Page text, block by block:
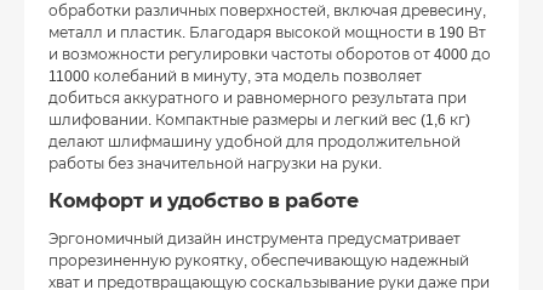
обработки различных поверхностей, включая древесину,
металл и пластик. Благодаря высокой мощности в 190 Вт
и возможности регулировки частоты оборотов от 4000 до
11000 колебаний в минуту, эта модель позволяет
добиться аккуратного и равномерного результата при
шлифовании. Компактные размеры и легкий вес (1,6 кг)
делают шлифмашину удобной для продолжительной
работы без значительной нагрузки на руки.
Комфорт и удобство в работе
Эргономичный дизайн инструмента предусматривает
прорезиненную рукоятку, обеспечивающую надежный
хват и предотвращающую соскальзывание руки даже при